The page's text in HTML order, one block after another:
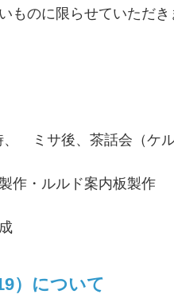
ものに限らせていただき
ミサ後、茶話会（ケル
作・ルルド案内板製作
）について